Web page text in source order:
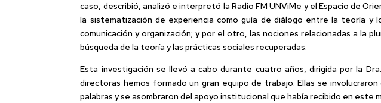
caso, describió, analizó e interpretó la Radio FM UNViMe y el Espacio de
la sistematización de experiencia como guía de diálogo entre la teoría
comunicación y organización; y por el otro, las nociones relacionadas a la
búsqueda de la teoría y las prácticas sociales recuperadas.
Esta investigación se llevó a cabo durante cuatro años, dirigida por la
directoras hemos formado un gran equipo de trabajo. Ellas se
palabras y se asombraron del apoyo institucional que había recibido en este